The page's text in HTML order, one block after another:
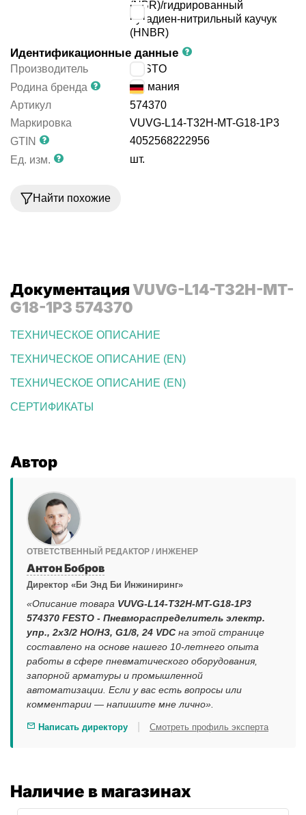
(NBR)/гидрированный
бутадиен-нитрильный каучук
(HNBR)
Идентификационные данные
Производитель
FESTO
Родина бренда
Германия
Артикул
574370
Маркировка
VUVG-L14-T32H-MT-G18-1P3
GTIN
4052568222956
Ед. изм.
шт.
Найти похожие
ДокументацияVUVG-L14-T32H-MT-
G18-1P3 574370
ТЕХНИЧЕСКОЕ ОПИСАНИЕ
ТЕХНИЧЕСКОЕ ОПИСАНИЕ (EN)
ТЕХНИЧЕСКОЕ ОПИСАНИЕ (EN)
СЕРТИФИКАТЫ
Автор
ОТВЕТСТВЕННЫЙ РЕДАКТОР / ИНЖЕНЕР
Антон Бобров
Директор «Би Энд Би Инжиниринг»
«Описание товара VUVG-L14-T32H-MT-G18-1P3
574370 FESTO - Пневмораспределитель электр.
упр., 2x3/2 НO/НЗ, G1/8, 24 VDC на этой странице
составлено на основе нашего 10-летнего опыта
работы в сфере пневматического оборудования,
запорной арматуры и промышленной
автоматизации. Если у вас есть вопросы или
комментарии — напишите мне лично».
Написать директору Смотреть профиль эксперта
Наличие в магазинах